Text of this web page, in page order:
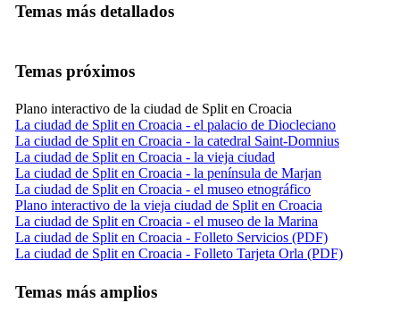
Temas más detallados
Temas próximos
Plano interactivo de la ciudad de Split en Croacia
La ciudad de Split en Croacia - el palacio de Diocleciano
La ciudad de Split en Croacia - la catedral Saint-Domnius
La ciudad de Split en Croacia - la vieja ciudad
La ciudad de Split en Croacia - la península de Marjan
La ciudad de Split en Croacia - el museo etnográfico
Plano interactivo de la vieja ciudad de Split en Croacia
La ciudad de Split en Croacia - el museo de la Marina
La ciudad de Split en Croacia - Folleto Servicios (PDF)
La ciudad de Split en Croacia - Folleto Tarjeta Orla (PDF)
Temas más amplios